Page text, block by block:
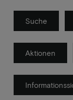
Suche
Aktionen